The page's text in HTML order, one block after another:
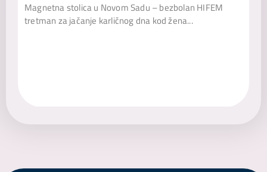
Magnetna stolica u Novom Sadu – bezbolan HIFEM
tretman za jačanje karličnog dna kod žena...